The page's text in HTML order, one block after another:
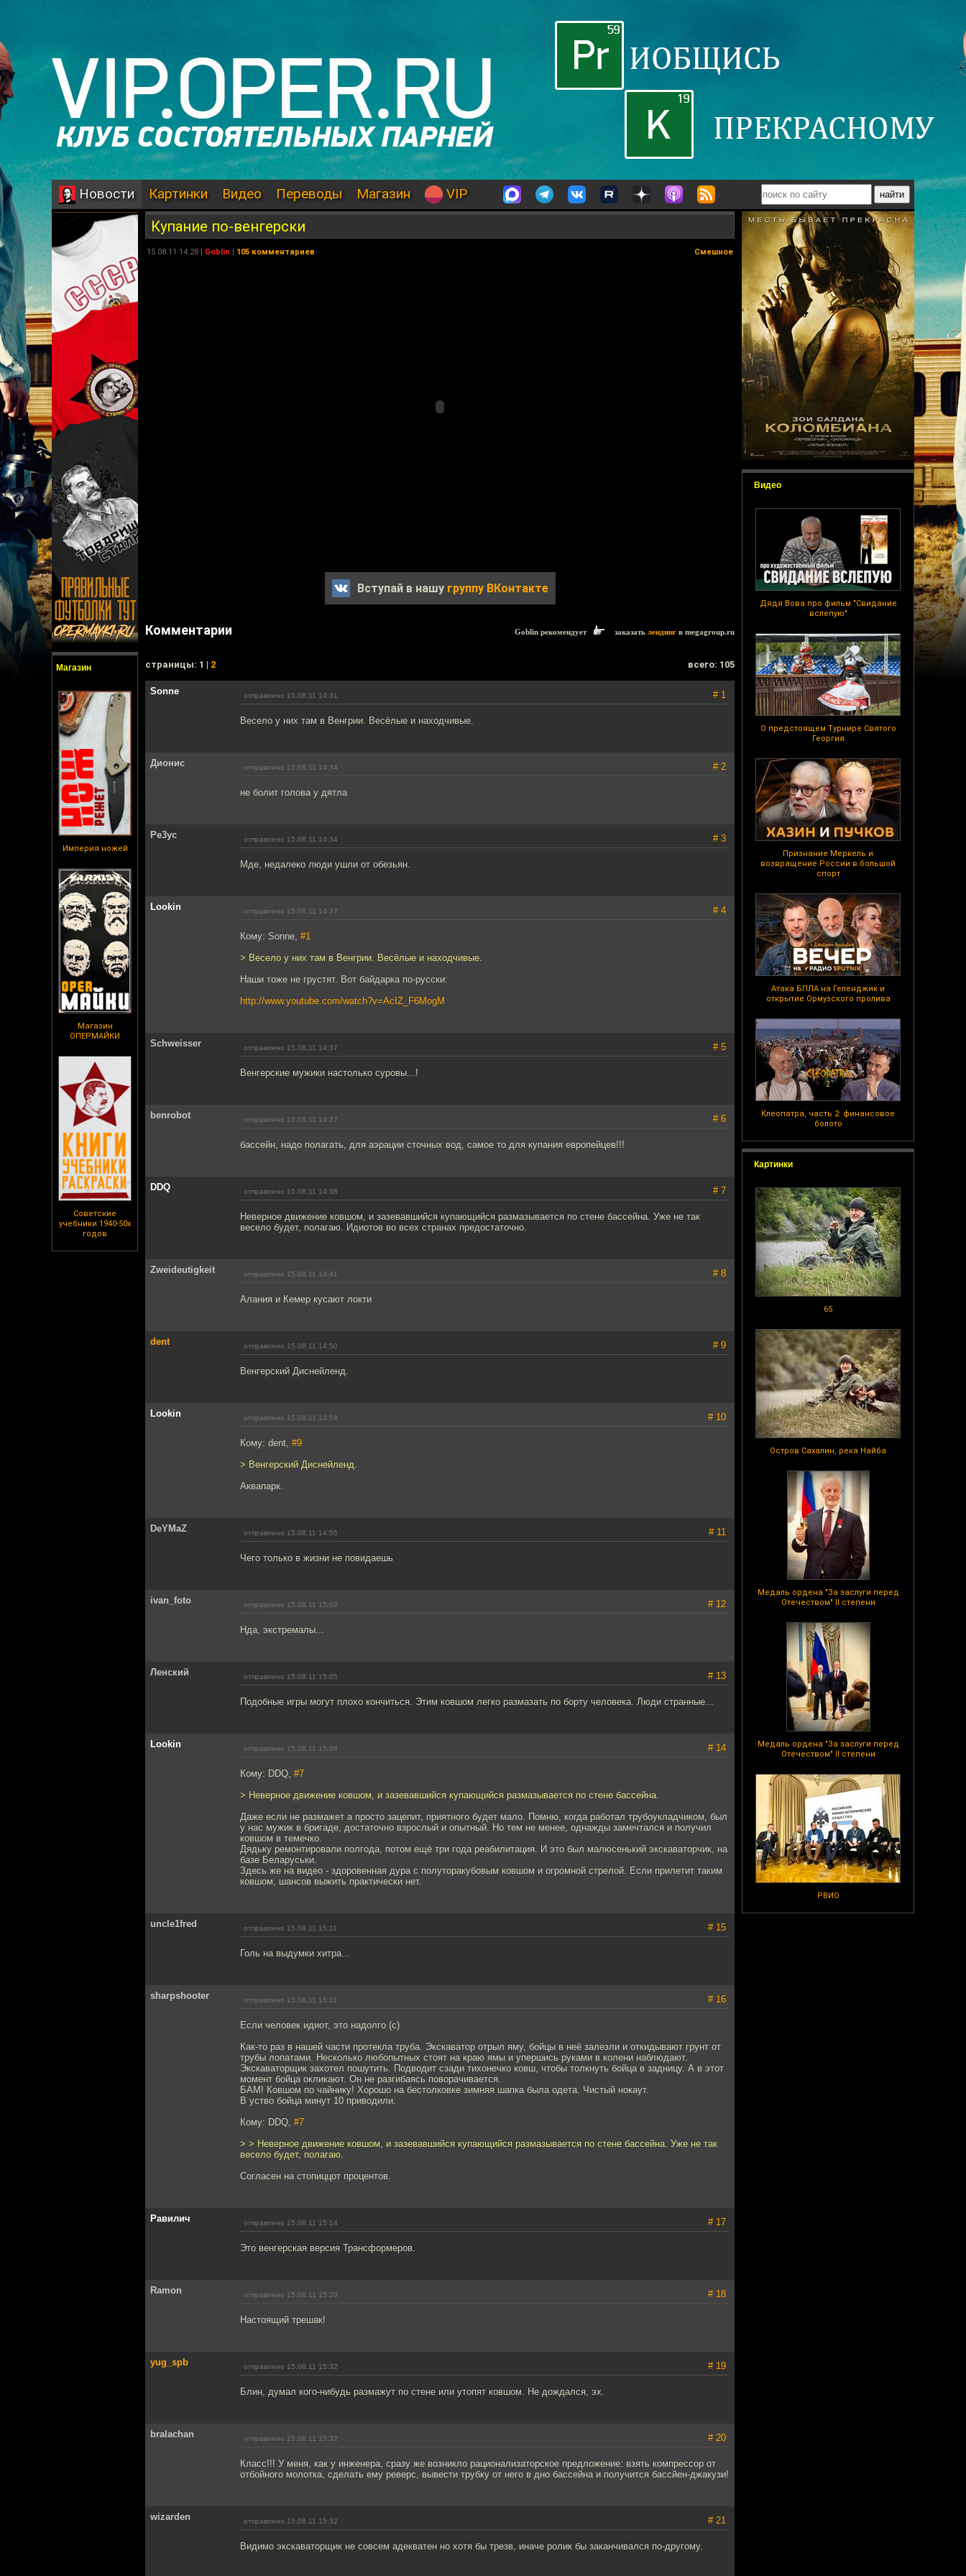
Новости Картинки Видео Переводы Магазин VIP
Магазин
Империя ножей
Магазин
ОПЕРМАЙКИ
Советские
учебники 1940-50х
годов
Видео
Дядя Вова про фильм "Свидание
вслепую"
О предстоящем Турнире Святого
Георгия
Признание Меркель и
возвращение России в большой
спорт
Атака БПЛА на Геленджик и
открытие Ормузского пролива
Клеопатра, часть 2: финансовое
болото
Картинки
65
Остров Сахалин, река Найба
Медаль ордена "За заслуги перед
Отечеством" II степени
Медаль ордена "За заслуги перед
Отечеством" II степени
РВИО
Купание по-венгерски
15.08.11 14:28 | Goblin | 105 комментариев Смешное
Вступай в нашу группу ВКонтакте
Комментарии Goblin рекомендует заказать лендинг в megagroup.ru
cтраницы: 1 | 2 всего: 105
Sonne отправлено 15.08.11 14:31 # 1
Весело у них там в Венгрии. Весёлые и находчивые.
Дионис отправлено 15.08.11 14:34 # 2
не болит голова у дятла
Pe3yc отправлено 15.08.11 14:34 # 3
Мде, недалеко люди ушли от обезьян.
Lookin отправлено 15.08.11 14:37 # 4
Кому: Sonne, #1
> Весело у них там в Венгрии. Весёлые и находчивые.
Наши тоже не грустят. Вот байдарка по-русски:
http://www.youtube.com/watch?v=AcIZ_F6MogM
Schweisser отправлено 15.08.11 14:37 # 5
Венгерские мужики настолько суровы...!
benrobot отправлено 15.08.11 14:37 # 6
бассейн, надо полагать, для аэрации сточных вод, самое то для купания европейцев!!!
DDQ отправлено 15.08.11 14:38 # 7
Неверное движение ковшом, и зазевавшийся купающийся размазывается по стене бассейна. Уже не так
весело будет, полагаю. Идиотов во всех странах предостаточно.
Zweideutigkeit отправлено 15.08.11 14:41 # 8
Алания и Кемер кусают локти
dent отправлено 15.08.11 14:50 # 9
Венгерский Диснейленд.
Lookin отправлено 15.08.11 14:54 # 10
Кому: dent, #9
> Венгерский Диснейленд.
Аквапарк.
DeYMaZ отправлено 15.08.11 14:55 # 11
Чего только в жизни не повидаешь
ivan_foto отправлено 15.08.11 15:02 # 12
Нда, экстремалы...
Ленский отправлено 15.08.11 15:05 # 13
Подобные игры могут плохо кончиться. Этим ковшом легко размазать по борту человека. Люди странные...
Lookin отправлено 15.08.11 15:08 # 14
Кому: DDQ, #7
> Неверное движение ковшом, и зазевавшийся купающийся размазывается по стене бассейна.
Даже если не размажет а просто зацепит, приятного будет мало. Помню, когда работал трубоукладчиком, был
у нас мужик в бригаде, достаточно взрослый и опытный. Но тем не менее, однажды замечтался и получил
ковшом в темечко.
Дядьку ремонтировали полгода, потом ещё три года реабилитация. И это был малюсенький экскаваторчик, на
базе Беларуськи.
Здесь же на видео - здоровенная дура с полуторакубовым ковшом и огромной стрелой. Если прилетит таким
ковшом, шансов выжить практически нет.
uncle1fred отправлено 15.08.11 15:11 # 15
Голь на выдумки хитра...
sharpshooter отправлено 15.08.11 15:11 # 16
Если человек идиот, это надолго (с)
Как-то раз в нашей части протекла труба. Экскаватор отрыл яму, бойцы в неё залезли и откидывают грунт от
трубы лопатами. Несколько любопытных стоят на краю ямы и упершись руками в колени наблюдают.
Экскаваторщик захотел пошутить. Подводит сзади тихонечко ковш, чтобы толкнуть бойца в задницу. А в этот
момент бойца окликают. Он не разгибаясь поворачивается.
БАМ! Ковшом по чайнику! Хорошо на бестолковке зимняя шапка была одета. Чистый нокаут.
В уство бойца минут 10 приводили.
Кому: DDQ, #7
> > Неверное движение ковшом, и зазевавшийся купающийся размазывается по стене бассейна. Уже не так
весело будет, полагаю.
Согласен на стопиццот процентов.
Равилич отправлено 15.08.11 15:14 # 17
Это венгерская версия Трансформеров.
Ramon отправлено 15.08.11 15:20 # 18
Настоящий трешак!
yug_spb отправлено 15.08.11 15:32 # 19
Блин, думал кого-нибудь размажут по стене или утопят ковшом. Не дождался, эх.
bralachan отправлено 15.08.11 15:32 # 20
Класс!!! У меня, как у инженера, сразу же возникло рационализаторское предложение: взять компрессор от
отбойного молотка, сделать ему реверс, вывести трубку от него в дно бассейна и получится бассйен-джакузи!
wizarden отправлено 15.08.11 15:32 # 21
Видимо экскаваторщик не совсем адекватен но хотя бы трезв, иначе ролик бы заканчивался по-другому.